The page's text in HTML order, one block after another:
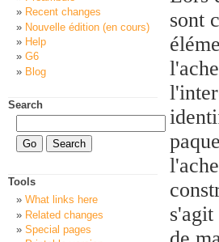
sont
s'agit
Recent changes
Nouvelle édition (en cours)
Help
G6
Blog
Search
Tools
What links here
Related changes
Special pages